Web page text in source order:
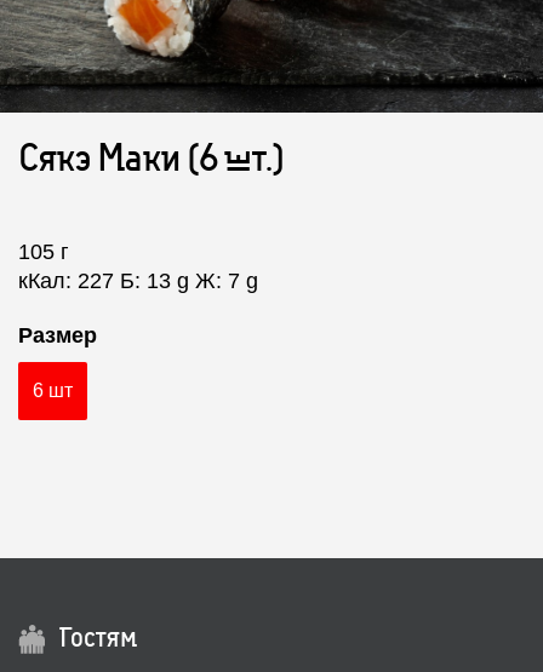
Сякэ Маки (6 шт.)
105 г
кКал: 227 Б: 13 g Ж: 7 g
Размер
6 шт
Гостям